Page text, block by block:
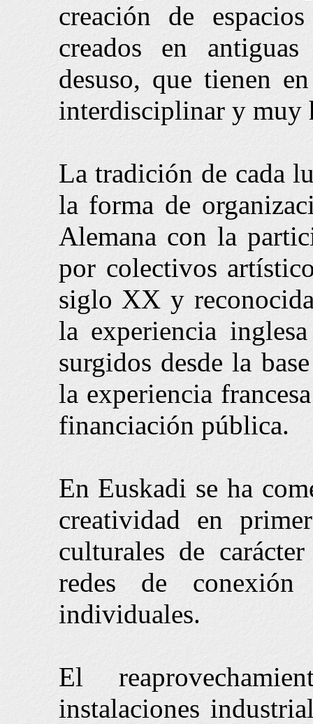
creación de
creados en
desuso, que tienen
interdisciplinar y muy
La tradición de cada
la forma de
Alemana con la
por colectivos
siglo XX y
la experiencia
surgidos desde la
la experiencia
financiación pública.
En Euskadi se ha
creatividad en
culturales de
redes de
individuales.
El
instalaciones